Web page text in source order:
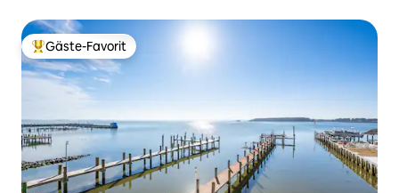
Beliebter Gäste-Favorit.
Gäste-Favorit